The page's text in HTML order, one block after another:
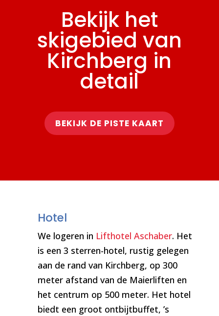
Bekijk het
skigebied van
Kirchberg in
detail
BEKIJK DE PISTE KAART
Hotel
We logeren in Lifthotel Aschaber. Het
is een 3 sterren-hotel, rustig gelegen
aan de rand van Kirchberg, op 300
meter afstand van de Maierliften en
het centrum op 500 meter. Het hotel
biedt een groot ontbijtbuffet, ’s